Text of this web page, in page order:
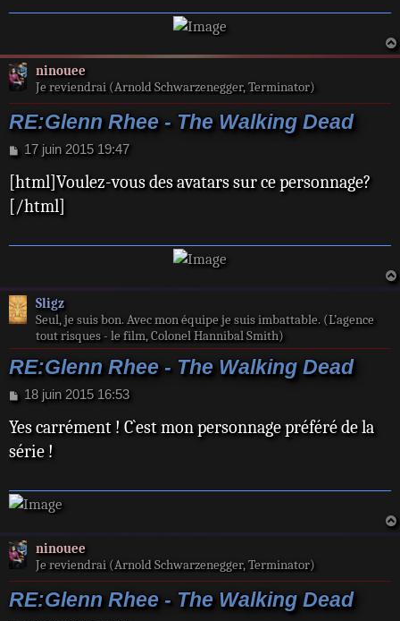
ninouee
Je reviendrai (Arnold Schwarzenegger, Terminator)
RE:Glenn Rhee - The Walking Dead
M
s
s
a
e
17 juin 2015 19:47
[html]Voulez-vous des avatars sur ce personnage?
[/html]
Sligz
Seul, je suis bon. Avec mon équipe je suis imbattable. (L’agence
tout risques - le film, Colonel Hannibal Smith)
RE:Glenn Rhee - The Walking Dead
M
s
s
a
e
18 juin 2015 16:53
Yes carrément ! C`est mon personnage préféré de la
série !
ninouee
Je reviendrai (Arnold Schwarzenegger, Terminator)
RE:Glenn Rhee - The Walking Dead